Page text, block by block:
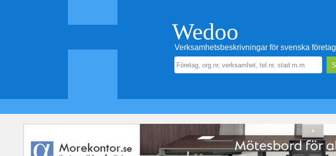
Wedoo
Verksamhetsbeskrivningar för svenska företag